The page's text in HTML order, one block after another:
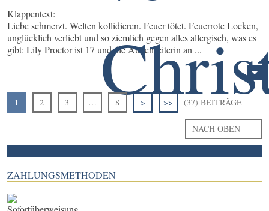
Klappentext:
Liebe schmerzt. Welten kollidieren. Feuer tötet. Feuerrote Locken,
unglücklich verliebt und so ziemlich gegen alles allergisch, was es
gibt: Lily Proctor ist 17 und die Außenseiterin an ...
1 2 3 … 8 > >> (37) BEITRÄGE
NACH OBEN
ZAHLUNGSMETHODEN